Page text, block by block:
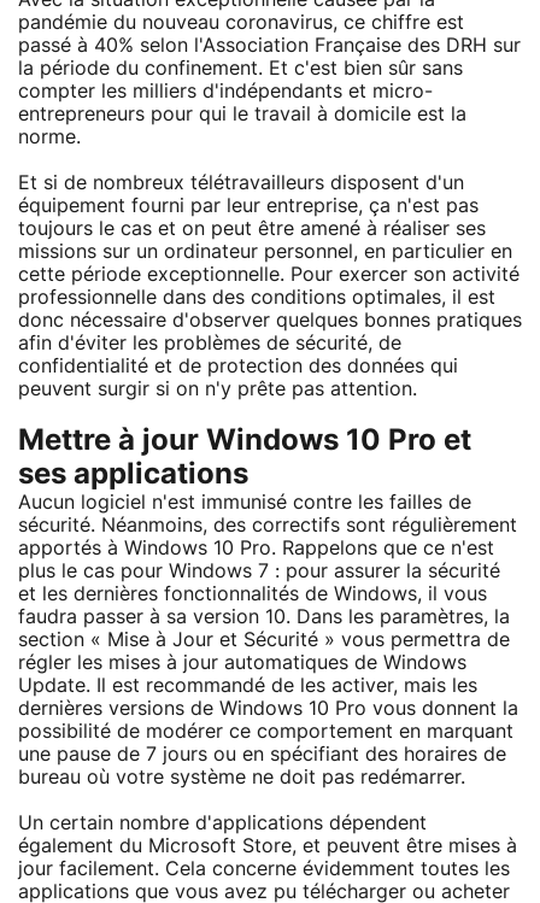
pandémie du nouveau coronavirus, ce chiffre est
passé à 40% selon l'Association Française des DRH sur
la période du confinement. Et c'est bien sûr sans
compter les milliers d'indépendants et micro-
entrepreneurs pour qui le travail à domicile est la
norme.
Et si de nombreux télétravailleurs disposent d'un
équipement fourni par leur entreprise, ça n'est pas
toujours le cas et on peut être amené à réaliser ses
missions sur un ordinateur personnel, en particulier en
cette période exceptionnelle. Pour exercer son activité
professionnelle dans des conditions optimales, il est
donc nécessaire d'observer quelques bonnes pratiques
afin d'éviter les problèmes de sécurité, de
confidentialité et de protection des données qui
peuvent surgir si on n'y prête pas attention.
Mettre à jour Windows 10 Pro et
ses applications
Aucun logiciel n'est immunisé contre les failles de
sécurité. Néanmoins, des correctifs sont régulièrement
apportés à Windows 10 Pro. Rappelons que ce n'est
plus le cas pour Windows 7 : pour assurer la sécurité
et les dernières fonctionnalités de Windows, il vous
faudra passer à sa version 10. Dans les paramètres, la
section « Mise à Jour et Sécurité » vous permettra de
régler les mises à jour automatiques de Windows
Update. Il est recommandé de les activer, mais les
dernières versions de Windows 10 Pro vous donnent la
possibilité de modérer ce comportement en marquant
une pause de 7 jours ou en spécifiant des horaires de
bureau où votre système ne doit pas redémarrer.
Un certain nombre d'applications dépendent
également du Microsoft Store, et peuvent être mises à
jour facilement. Cela concerne évidemment toutes les
applications que vous avez pu télécharger ou acheter